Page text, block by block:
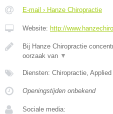
E-mail › Hanze Chiropractie
Website: http://
Bij Hanze Chiropractie
oorzaak van ▼
Diensten: Chiropractie,
Openingstijden onbekend
Sociale media: